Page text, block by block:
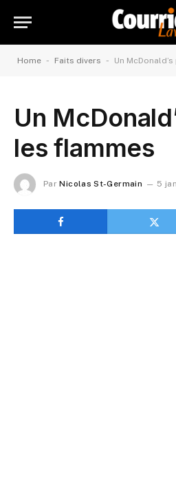
Home - Faits divers - Un
Un
les flammes
Par Nicolas St-Germain 5